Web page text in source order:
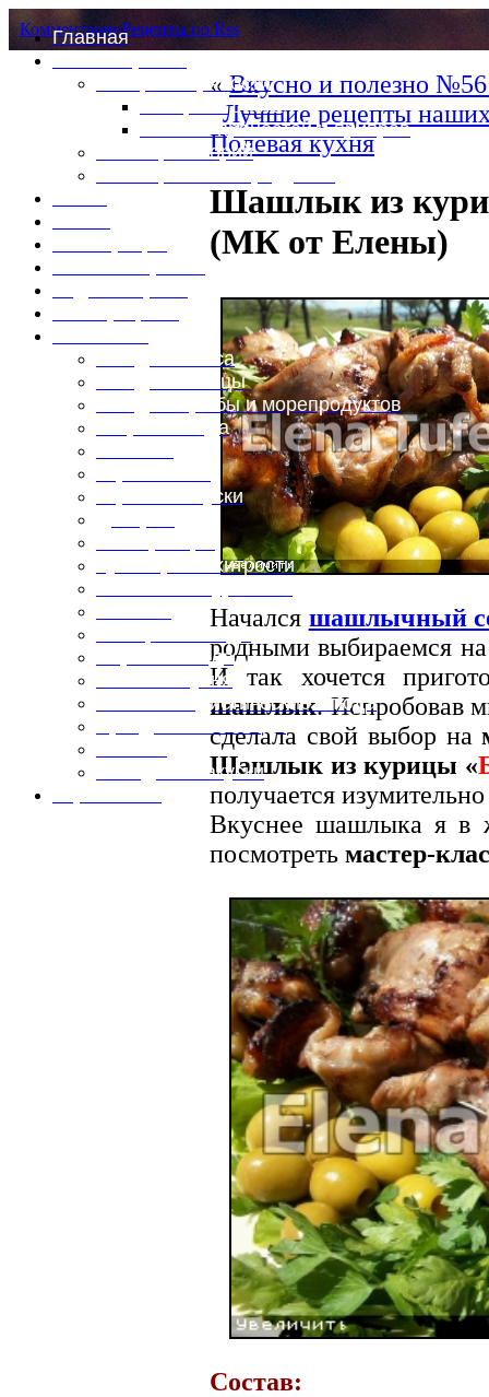
Главная
Специи и пряности
Специи и диета
Каталог пряностей и приправ
Таблица калорий
Блюда из мяса
Блюда из птицы
Блюда из рыбы и морепродуктов
Вторые блюда
Горячие закуски
Кулинарные хитрости
Первые блюда
Полевая кухня
Постные и диетические блюда
Холодные закуски
КомментарииРецепты по Rss
«Вкусно и полезно
Лучшие рецепты
Полевая кухня
Шашлык из
(МК от Елены)
Начался шашлычный
родными выбираемся
И так хочется
шашлык. Испробовав
сделала свой выбор на
Шашлык из курицы «
получается
Вкуснее шашлыка я в
посмотреть мастер-
Состав: